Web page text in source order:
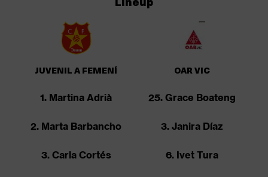
JUVENIL A FEMENÍ
1. Martina Adrià
2. Marta Barbancho
3. Carla Cortés
OAR VIC
25. Grace Boateng
3. Janira Díaz
6. Ivet Tura